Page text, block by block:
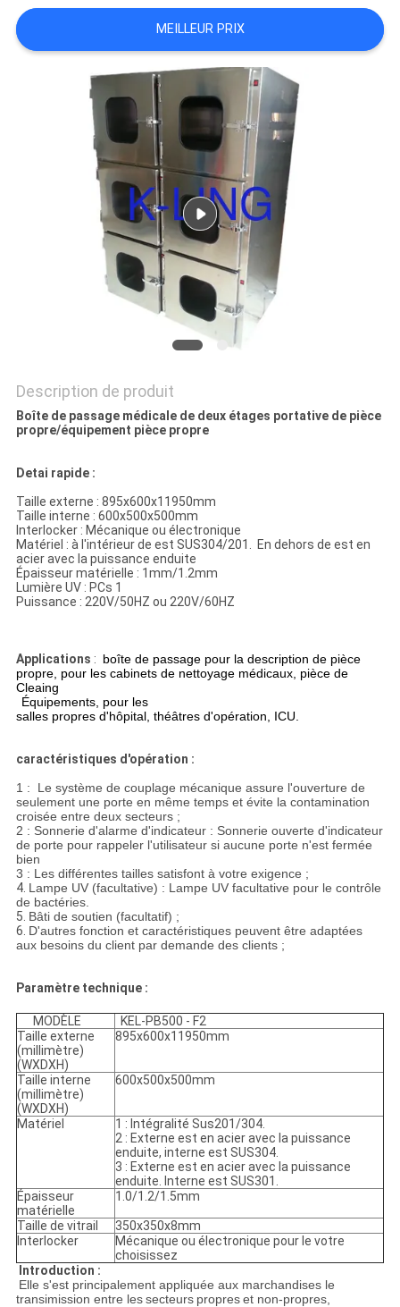
CONTACTER
NOUVELLES
AFFAIRES
CONFIDENTIALITÉ
MEILLEUR PRIX
Description de produit
Boîte de passage médicale de deux étages portative de pièce
propre/équipement pièce propre
Detai rapide :
Taille externe : 895x600x11950mm
Taille interne : 600x500x500mm
Interlocker : Mécanique ou électronique
Matériel : à l'intérieur de est SUS304/201. En dehors de est en
acier avec la puissance enduite
Épaisseur matérielle : 1mm/1.2mm
Lumière UV : PCs 1
Puissance : 220V/50HZ ou 220V/60HZ
Applications : boîte de passage pour la description de pièce
propre, pour les cabinets de nettoyage médicaux, pièce de
Cleaing
Équipements, pour les
salles propres d'hôpital, théâtres d'opération, ICU.
caractéristiques d'opération :
1 : Le système de couplage mécanique assure l'ouverture de
seulement une porte en même temps et évite la contamination
croisée entre deux secteurs ;
2 : Sonnerie d'alarme d'indicateur : Sonnerie ouverte d'indicateur
de porte pour rappeler l'utilisateur si aucune porte n'est fermée
bien
3 : Les différentes tailles satisfont à votre exigence ;
4. Lampe UV (facultative) : Lampe UV facultative pour le contrôle
de bactéries.
5. Bâti de soutien (facultatif) ;
6. D'autres fonction et caractéristiques peuvent être adaptées
aux besoins du client par demande des clients ;
Paramètre technique :
MODÈLE
KEL-PB500 - F2
Taille externe
(millimètre)
(WXDXH)
895x600x11950mm
Taille interne
(millimètre)
(WXDXH)
600x500x500mm
Matériel
1 : Intégralité Sus201/304.
2 : Externe est en acier avec la puissance
enduite, interne est SUS304.
3 : Externe est en acier avec la puissance
enduite. Interne est SUS301.
Épaisseur
matérielle
1.0/1.2/1.5mm
Taille de vitrail
350x350x8mm
Interlocker
Mécanique ou électronique pour le votre
choisissez
Introduction :
Elle s'est principalement appliquée aux marchandises le
transimission entre lessecteurs propreset non-propres,